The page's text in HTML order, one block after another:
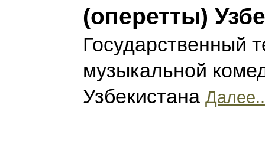
(оперетты)
Государственный
музыкальной
Узбекистана